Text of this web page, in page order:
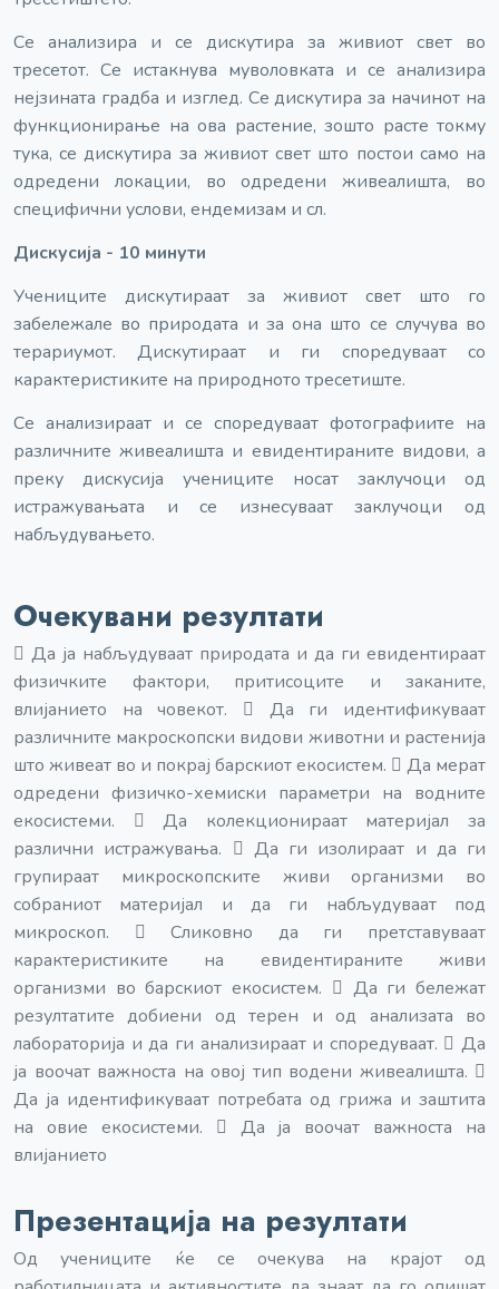
Се анализира и се дискутира за живиот свет во
тресетот. Се истакнува муволовката и се анализира
нејзината градба и изглед. Се дискутира за начинот на
функционирање на ова растение, зошто расте токму
тука, се дискутира за живиот свет што постои само на
одредени локации, во одредени живеалишта, во
специфични услови, ендемизам и сл.
Дискусија - 10 минути
Учениците дискутираат за живиот свет што го
забележале во природата и за она што се случува во
терариумот. Дискутираат и ги споредуваат со
карактеристиките на природното тресетиште.
Се анализираат и се споредуваат фотографиите на
различните живеалишта и евидентираните видови, а
преку дискусија учениците носат заклучоци од
истражувањата и се изнесуваат заклучоци од
набљудувањето.
Очекувани резултати
 Да ја набљудуваат природата и да ги евидентираат
физичките фактори, притисоците и заканите,
влијанието на човекот.  Да ги идентификуваат
различните макроскопски видови животни и растенија
што живеат во и покрај барскиот екосистем.  Да мерат
одредени физичко-хемиски параметри на водните
екосистеми.  Да колекционираат материјал за
различни истражувања.  Да ги изолираат и да ги
групираат микроскопските живи организми во
собраниот материјал и да ги набљудуваат под
микроскоп.  Сликовно да ги претставуваат
карактеристиките на евидентираните живи
организми во барскиот екосистем.  Да ги бележат
резултатите добиени од терен и од анализата во
лабораторија и да ги анализираат и споредуваат.  Да
ја воочат важноста на овој тип водени живеалишта. 
Да ја идентификуваат потребата од грижа и заштита
на овие екосистеми.  Да ја воочат важноста на
влијанието
Презентација на резултати
Од учениците ќе се очекува на крајот од